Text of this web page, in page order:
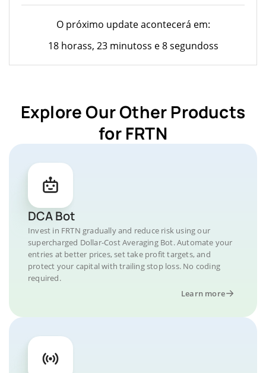
O próximo update acontecerá em:
18 horass, 23 minutoss e 8 segundoss
Explore Our Other Products
for FRTN
DCA Bot
Invest in FRTN gradually and reduce risk using our
supercharged Dollar-Cost Averaging Bot. Automate your
entries at better prices, set take profit targets, and
protect your capital with trailing stop loss. No coding
required.
Learn more